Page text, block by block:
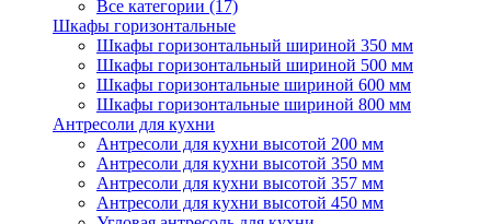
Все категории (17)
Шкафы горизонтальные
Шкафы горизонтальный шириной 350 мм
Шкафы горизонтальный шириной 500 мм
Шкафы горизонтальные шириной 600 мм
Шкафы горизонтальные шириной 800 мм
Антресоли для кухни
Антресоли для кухни высотой 200 мм
Антресоли для кухни высотой 350 мм
Антресоли для кухни высотой 357 мм
Антресоли для кухни высотой 450 мм